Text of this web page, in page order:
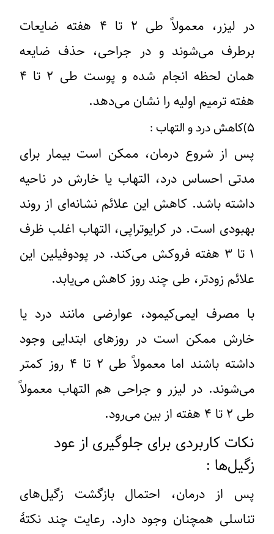
در لیزر، معمولاً طی ۲ تا ۴ هفته ضایعات
برطرف می‌شوند و در جراحی، حذف ضایعه
همان لحظه انجام شده و پوست طی ۲ تا ۴
هفته ترمیم اولیه را نشان می‌دهد.
۵)کاهش درد و التهاب :
پس از شروع درمان، ممکن است بیمار برای
مدتی احساس درد، التهاب یا خارش در ناحیه
داشته باشد. کاهش این علائم نشانه‌ای از روند
بهبودی است. در کرایوتراپی، التهاب اغلب ظرف
۱ تا ۳ هفته فروکش می‌کند. در پودوفیلین این
علائم زودتر، طی چند روز کاهش می‌یابد.
با مصرف ایمی‌کیمود، عوارضی مانند درد یا
خارش ممکن است در روزهای ابتدایی وجود
داشته باشند اما معمولاً طی ۲ تا ۴ روز کمتر
می‌شوند. در لیزر و جراحی هم التهاب معمولاً
طی ۲ تا ۴ هفته از بین می‌رود.
نکات کاربردی برای جلوگیری از عود
زگیل‌ها :
پس از درمان، احتمال بازگشت زگیل‌های
تناسلی همچنان وجود دارد. رعایت چند نکتهٔ